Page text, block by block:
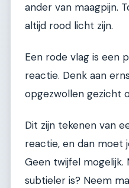
ander van maagpijn.
altijd rood licht zijn.
Een rode vlag is een
reactie. Denk aan
opgezwollen gezicht
Dit zijn tekenen van
reactie, en dan moet
Geen twijfel mogelijk.
subtieler is? Neem